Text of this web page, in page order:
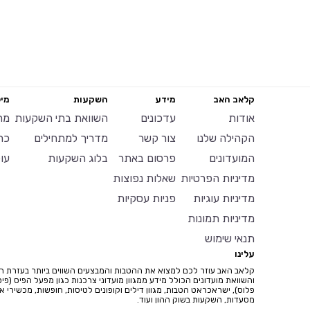
קלאב האב
אודות
הקהילה שלנו
המועדונים
מדיניות הפרטיות
מדיניות עוגיות
מדיניות תמונות
תנאי שימוש
מידע
עדכונים
צור קשר
פרסום באתר
שאלות נפוצות
פניות עסקיות
השקעות
השוואת בתי השקעות
מדריך למתחילים
בלוג השקעות
עלינו
קלאב האב עוזר לכם למצוא את ההטבות והמבצעים השווים ביותר בעזרת
והשוואת מועדונים הכולל מידע ממגוון מועדוני צרכנות כגון מפעל הפיס
פלוס), ישראכראט הטבות, מגוון דילים וקופונים לטיסות, חופשות, מכשירי
מסעדות, השקעות בשוק ההון ועוד.